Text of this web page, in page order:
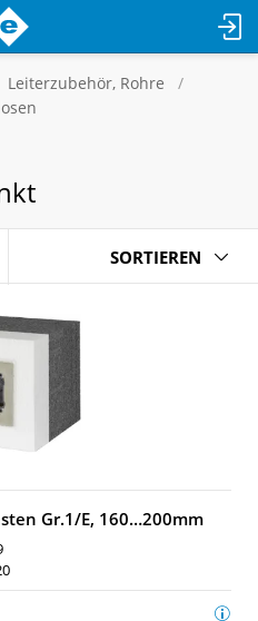
Leiterzubehör, Rohre
SORTIEREN
Gr.1/E, 160…200mm